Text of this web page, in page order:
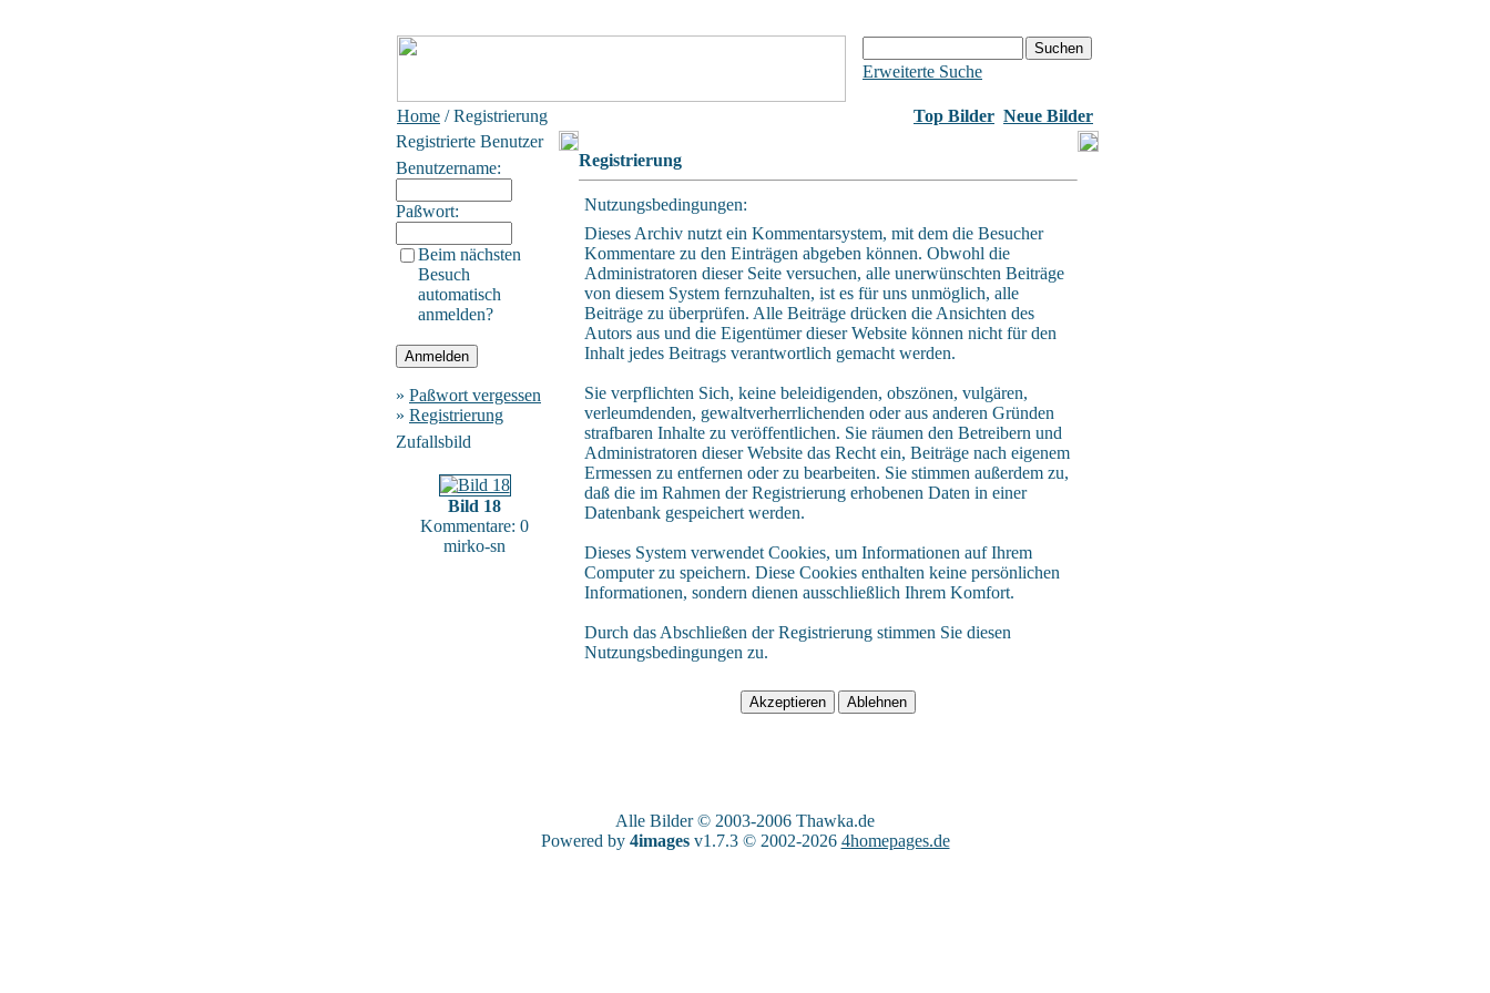
Erweiterte Suche
Home / Registrierung Top Bilder Neue Bilder
Registrierte Benutzer
Benutzername:
Paßwort:
Beim nächsten
Besuch
automatisch
anmelden?
» Paßwort vergessen
» Registrierung
Zufallsbild
Bild 18
Kommentare: 0
mirko-sn
Registrierung
Nutzungsbedingungen:
Dieses Archiv nutzt ein Kommentarsystem, mit dem die Besucher
Kommentare zu den Einträgen abgeben können. Obwohl die
Administratoren dieser Seite versuchen, alle unerwünschten Beiträge
von diesem System fernzuhalten, ist es für uns unmöglich, alle
Beiträge zu überprüfen. Alle Beiträge drücken die Ansichten des
Autors aus und die Eigentümer dieser Website können nicht für den
Inhalt jedes Beitrags verantwortlich gemacht werden.
Sie verpflichten Sich, keine beleidigenden, obszönen, vulgären,
verleumdenden, gewaltverherrlichenden oder aus anderen Gründen
strafbaren Inhalte zu veröffentlichen. Sie räumen den Betreibern und
Administratoren dieser Website das Recht ein, Beiträge nach eigenem
Ermessen zu entfernen oder zu bearbeiten. Sie stimmen außerdem zu,
daß die im Rahmen der Registrierung erhobenen Daten in einer
Datenbank gespeichert werden.
Dieses System verwendet Cookies, um Informationen auf Ihrem
Computer zu speichern. Diese Cookies enthalten keine persönlichen
Informationen, sondern dienen ausschließlich Ihrem Komfort.
Durch das Abschließen der Registrierung stimmen Sie diesen
Nutzungsbedingungen zu.
Alle Bilder © 2003-2006 Thawka.de
Powered by 4imagesv1.7.3 © 2002-2026 4homepages.de